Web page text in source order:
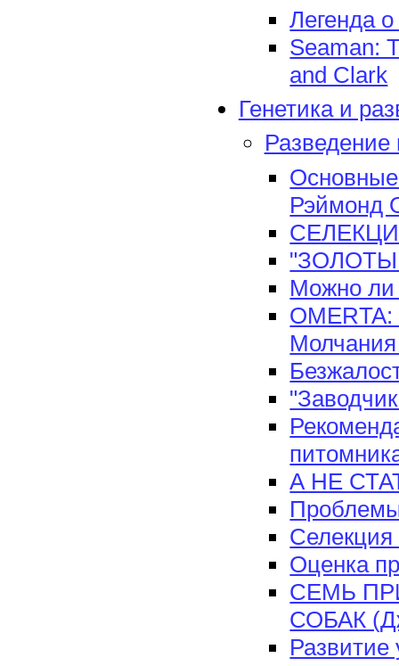
Легенда
Seaman:
and Clark
Генетика и
Основные
Рэймонд
Можно ли
А НЕ
Оценка
СЕМЬ
СОБАК
Развитие